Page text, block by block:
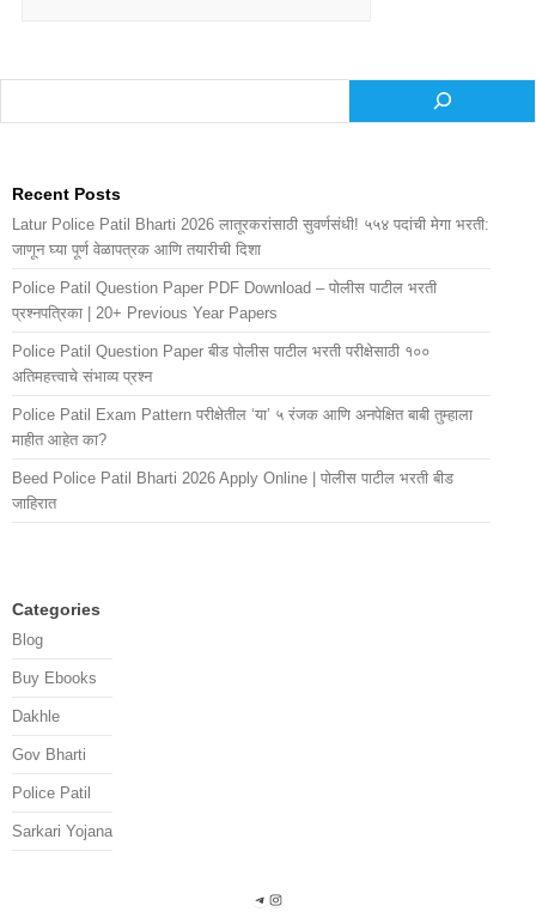
Recent Posts
Latur Police Patil Bharti 2026 लातूरकरांसाठी सुवर्णसंधी! ५५४ पदांची मेगा भरती:
जाणून घ्या पूर्ण वेळापत्रक आणि तयारीची दिशा
Police Patil Question Paper PDF Download – पोलीस पाटील भरती
प्रश्नपत्रिका | 20+ Previous Year Papers
Police Patil Question Paper बीड पोलीस पाटील भरती परीक्षेसाठी १००
अतिमहत्त्वाचे संभाव्य प्रश्न
Police Patil Exam Pattern परीक्षेतील ‘या’ ५ रंजक आणि अनपेक्षित बाबी तुम्हाला
माहीत आहेत का?
Beed Police Patil Bharti 2026 Apply Online | पोलीस पाटील भरती बीड
जाहिरात
Categories
Blog
Buy Ebooks
Dakhle
Gov Bharti
Police Patil
Sarkari Yojana
Telegram
Instagram